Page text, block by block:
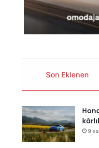
Son Eklenen
9